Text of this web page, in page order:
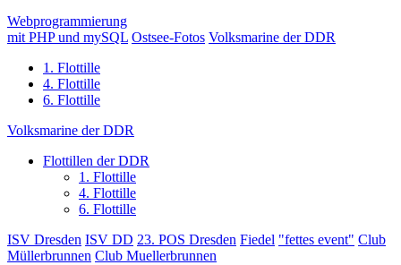
Webprogrammierung
mit PHP und mySQL Ostsee-Fotos Volksmarine der DDR
1. Flottille
4. Flottille
6. Flottille
Volksmarine der DDR
Flottillen der DDR
1. Flottille
4. Flottille
6. Flottille
ISV Dresden ISV DD 23. POS Dresden Fiedel "fettes event" Club
Müllerbrunnen Club Muellerbrunnen